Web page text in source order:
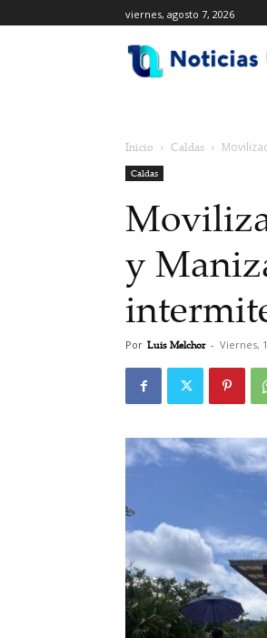
viernes, agosto 7, 2026
Inicio Caldas
Caldas
y
Por Luis Melchor - Viernes,